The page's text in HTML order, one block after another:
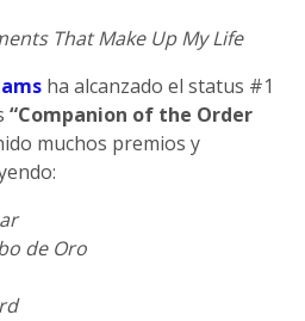
That Make Up My Life
ha alcanzado el status #1
“Companion of the Order
muchos premios y
de Oro